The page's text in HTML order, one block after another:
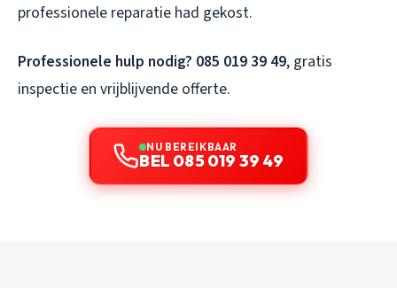
professionele reparatie had gekost.
Professionele hulp nodig? 085 019 39 49, gratis
inspectie en vrijblijvende offerte.
NU BEREIKBAAR
BEL 085 019 39 49